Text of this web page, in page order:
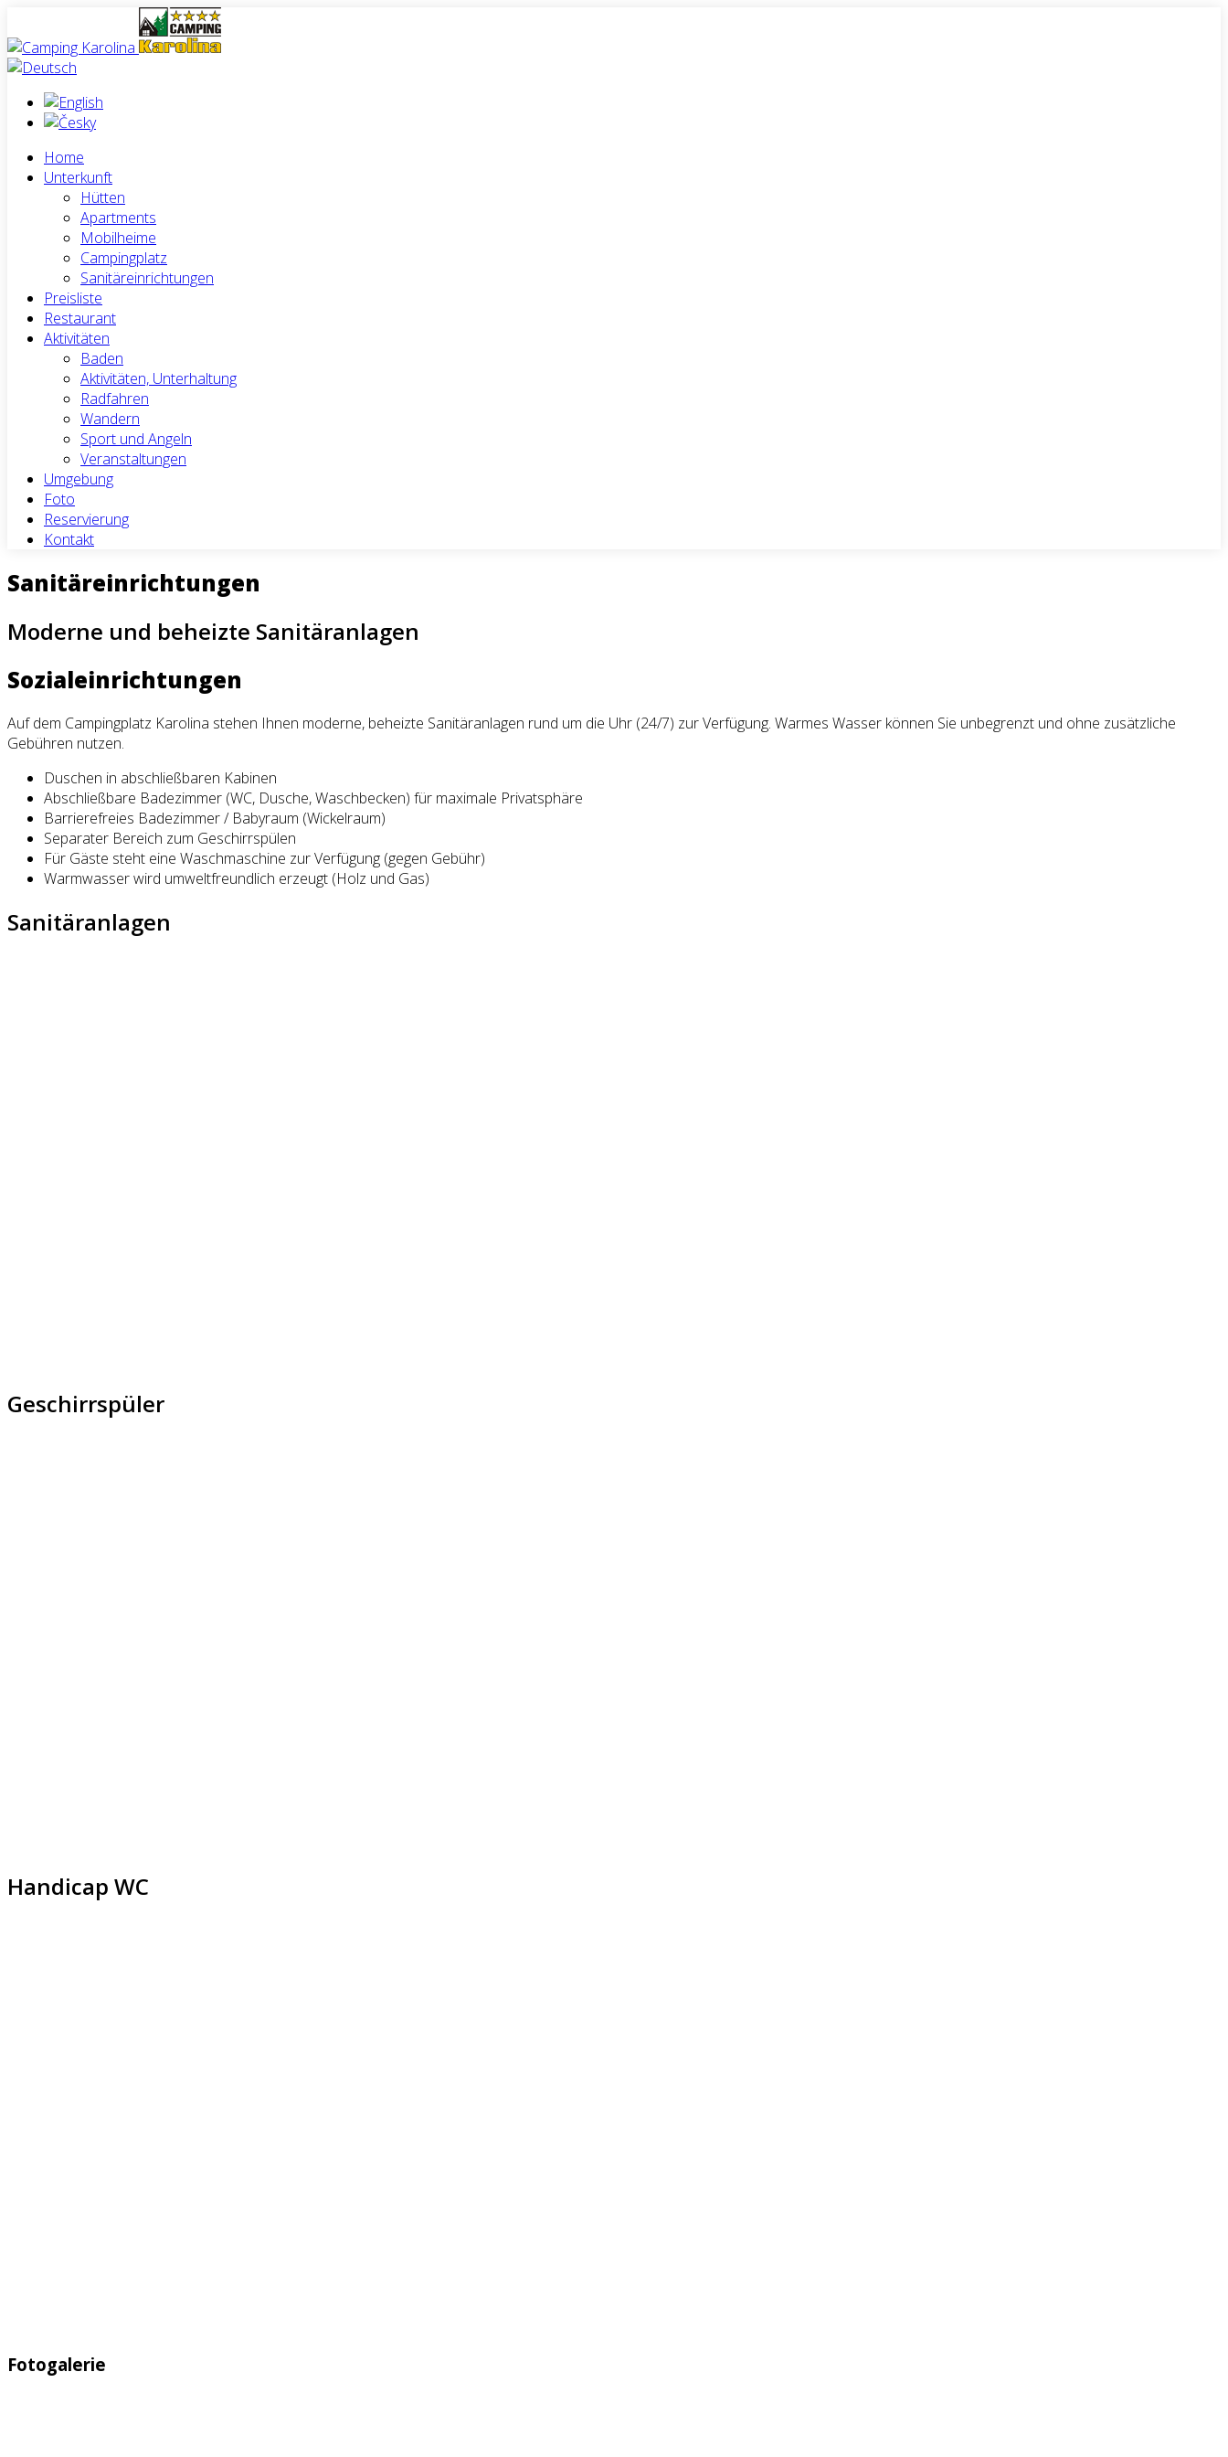
Home
Unterkunft
Hütten
Apartments
Mobilheime
Campingplatz
Sanitäreinrichtungen
Preisliste
Restaurant
Aktivitäten
Baden
Aktivitäten, Unterhaltung
Radfahren
Wandern
Sport und Angeln
Veranstaltungen
Umgebung
Foto
Reservierung
Kontakt
Sanitäreinrichtungen
Moderne und beheizte Sanitäranlagen
Sozialeinrichtungen
Auf dem Campingplatz Karolina stehen Ihnen moderne, beheizte Sanitäranlagen rund um die Uhr (24/7) zur Verfügung. Warmes Wasser können Sie unbegrenzt und ohne zusätzliche
Gebühren nutzen.
Duschen in abschließbaren Kabinen
Abschließbare Badezimmer (WC, Dusche, Waschbecken) für maximale Privatsphäre
Barrierefreies Badezimmer / Babyraum (Wickelraum)
Separater Bereich zum Geschirrspülen
Für Gäste steht eine Waschmaschine zur Verfügung (gegen Gebühr)
Warmwasser wird umweltfreundlich erzeugt (Holz und Gas)
Sanitäranlagen
Geschirrspüler
Handicap WC
Fotogalerie